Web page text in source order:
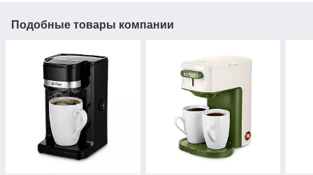
Подобные товары компании